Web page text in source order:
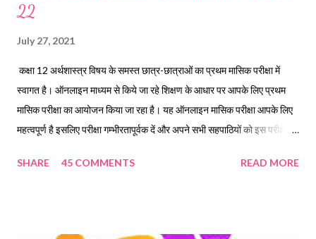
22
July 27, 2021
कक्षा 12 अर्थशास्त्र विषय के समस्त छात्र-छात्राओं का प्रथम मासिक परीक्षा में
स्वागत है। ऑनलाइन माध्यम से किये जा रहे शिक्षण के आधार पर आपके लिए प्रथम
मासिक परीक्षा का आयोजन किया जा रहा है। यह ऑनलाइन मासिक परीक्षा आपके लिए
महत्वपूर्ण है इसलिए परीक्षा गम्भीरतापूर्वक दें और अपने सभी सहपाठियों को इस परीक्षा में
बजे आयोजित की जाएगी। Loading… शिक्षक अपने विद्यार्थियों को इस Online
SHARE 45 COMMENTS READ MORE